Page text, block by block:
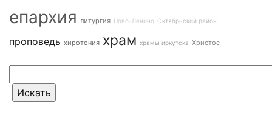
епархия литургия Ново-Ленино Октябрьский район
проповедь хиротония храм храмы иркутска Христос